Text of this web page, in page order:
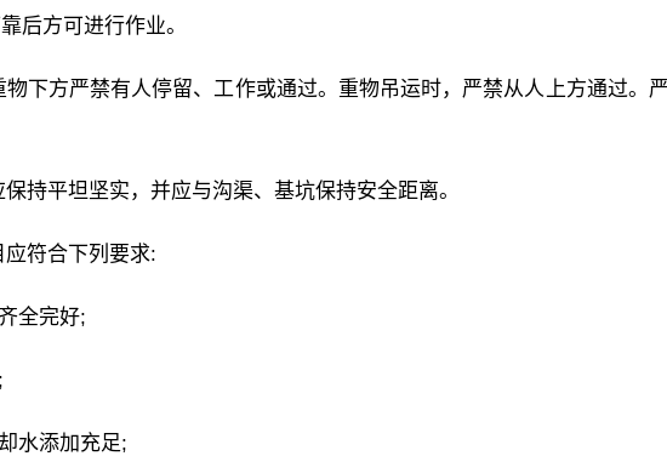
后方可进行作业。
下方严禁有人停留、工作或通过。重物吊运时，严禁从人上方通过。
持平坦坚实，并应与沟渠、基坑保持安全距离。
符合下列要求:
全完好;
水添加充足;